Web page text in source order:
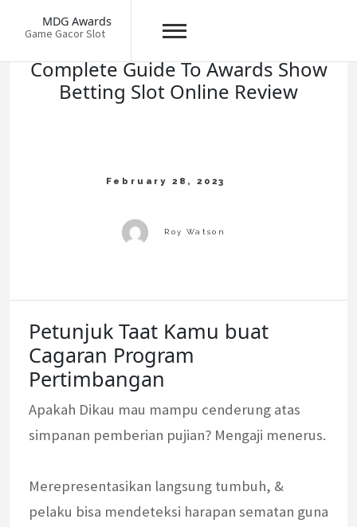
MDG Awards
Game Gacor Slot
Complete Guide To Awards Show
Betting Slot Online Review
Petunjuk Taat Kamu buat
Cagaran Program
Pertimbangan
Apakah Dikau mau mampu cenderung atas
simpanan pemberian pujian? Mengaji menerus.
Merepresentasikan langsung tumbuh, &
pelaku bisa mendeteksi harapan sematan guna